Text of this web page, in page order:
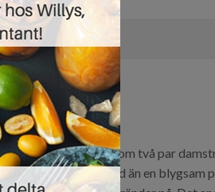
strumpor
Det handlar om två par
någon annan kostnad än en